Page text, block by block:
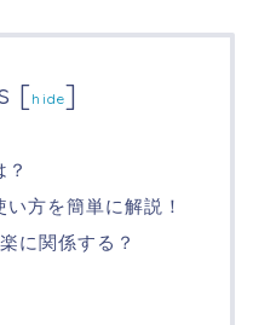
[hide]
方を簡単に解説！
に関係する？